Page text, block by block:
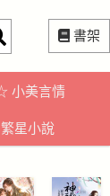
書架
小美言情
星小說